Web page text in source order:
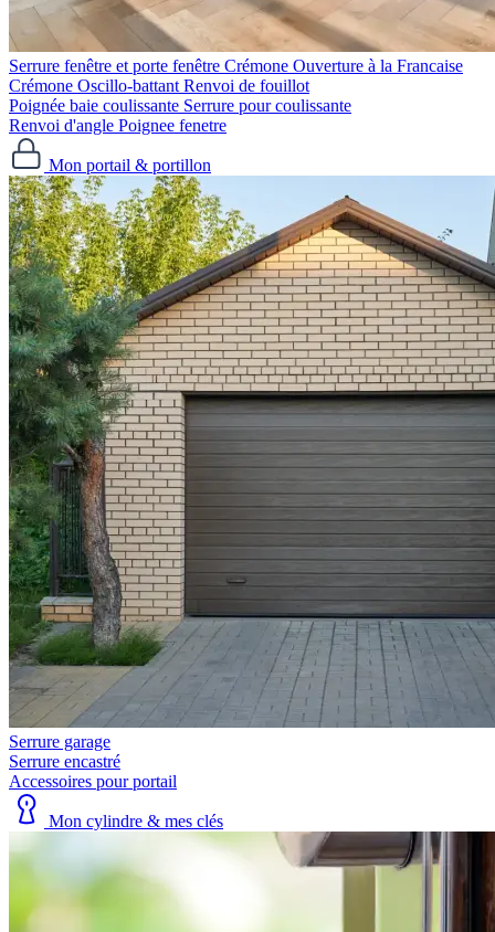
Serrure fenêtre et porte fenêtre
Crémone Ouverture à la Francaise
Crémone Oscillo-battant Renvoi de fouillot
Poignée baie coulissante Serrure pour coulissante
Renvoi d'angle Poignee fenetre
Mon portail & portillon
Serrure garage
Serrure encastré
Accessoires pour portail
Mon cylindre & mes clés